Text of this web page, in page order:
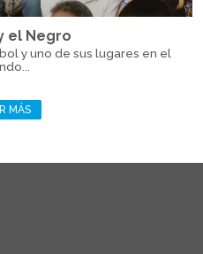
el Negro
y uno de sus lugares en el
MÁS